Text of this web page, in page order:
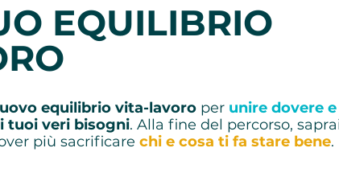
EQUILIBRIO
equilibrio vita-lavoro per unire dovere
tuoi veri bisogni. Alla fine del percorso,
più sacrificare chi e cosa ti fa stare bene.